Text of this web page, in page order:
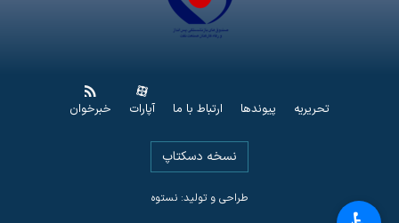
تحریریه پیوندها ارتباط با ما آپارات خبرخوان
نسخه دسکتاپ
طراحی و تولید: نستوه